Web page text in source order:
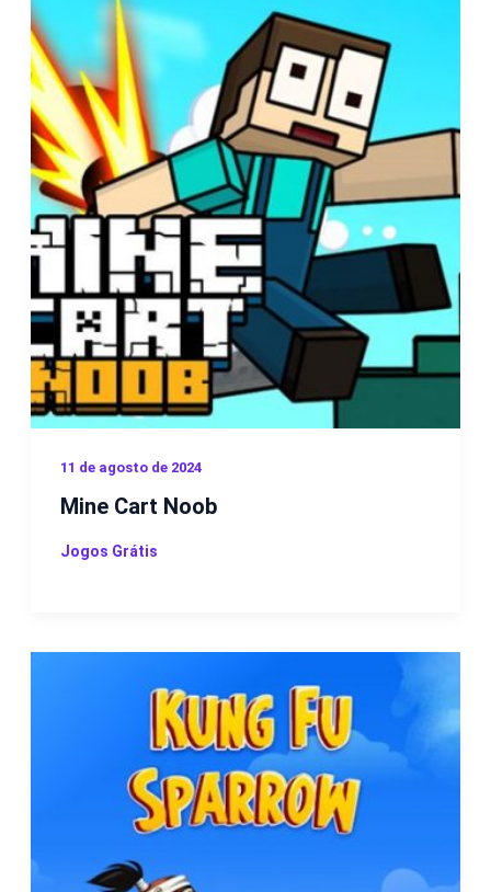
11 de agosto de 2024
Mine Cart Noob
Jogos Grátis